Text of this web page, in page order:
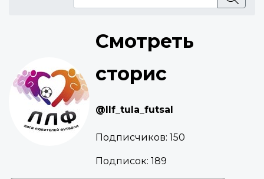
Смотреть
сторис
@llf_tula_futsal
Подписчиков: 150
Подписок: 189